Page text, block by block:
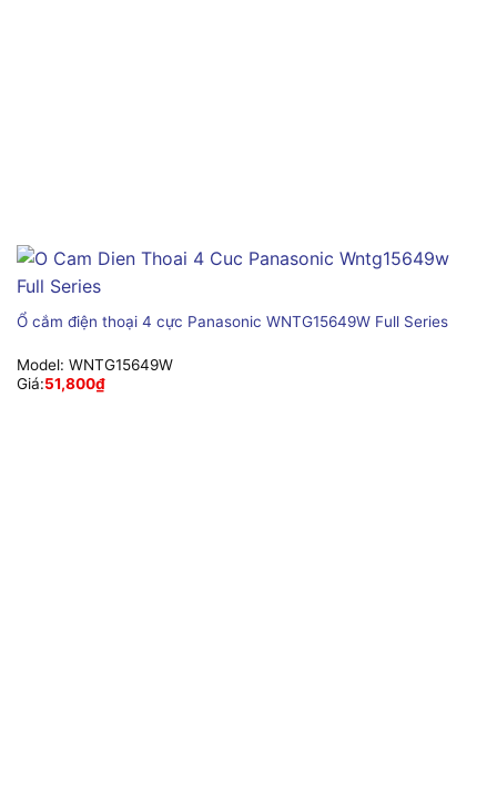
Ổ cắm điện thoại 4 cực Panasonic WNTG15649W Full Series
Model: WNTG15649W
Giá:51,800₫